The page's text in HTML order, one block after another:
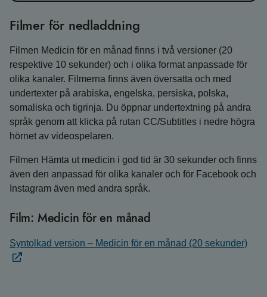
Filmer för nedladdning
Filmen Medicin för en månad finns i två versioner (20
respektive 10 sekunder) och i olika format anpassade för
olika kanaler. Filmerna finns även översatta och med
undertexter på arabiska, engelska, persiska, polska,
somaliska och tigrinja. Du öppnar undertextning på andra
språk genom att klicka på rutan CC/Subtitles i nedre högra
hörnet av videospelaren.
Filmen Hämta ut medicin i god tid är 30 sekunder och finns
även den anpassad för olika kanaler och för Facebook och
Instagram även med andra språk.
Film: Medicin för en månad
Syntolkad version – Medicin för en månad (20 sekunder)